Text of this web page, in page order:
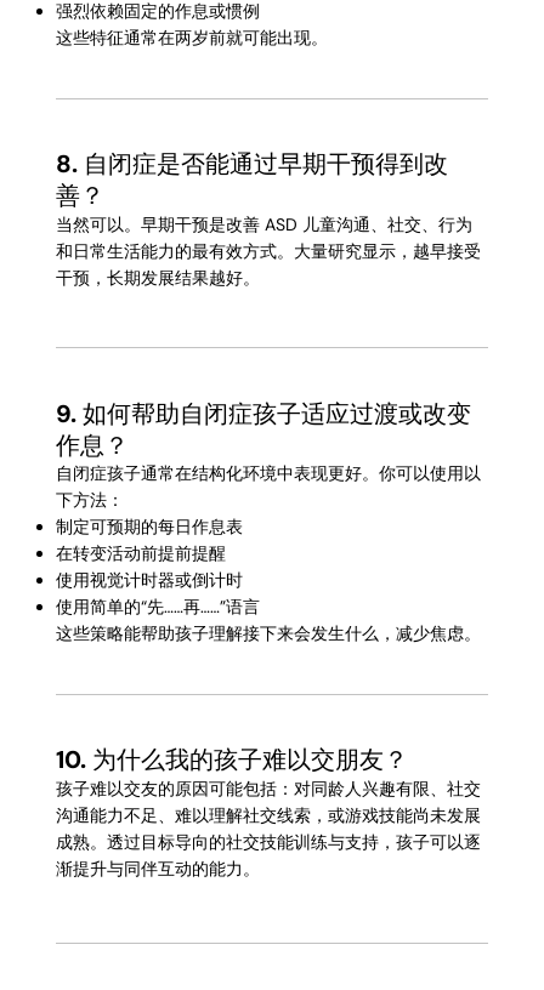
强烈依赖固定的作息或惯例
这些特征通常在两岁前就可能出现。
8. 自闭症是否能通过早期干预得到改
善？
当然可以。早期干预是改善 ASD 儿童沟通、社交、行为
和日常生活能力的最有效方式。大量研究显示，越早接受
干预，长期发展结果越好。
9.如何帮助自闭症孩子适应过渡或改变
作息？
自闭症孩子通常在结构化环境中表现更好。你可以使用以
下方法：
制定可预期的每日作息表
在转变活动前提前提醒
使用视觉计时器或倒计时
使用简单的“先……再……”语言
这些策略能帮助孩子理解接下来会发生什么，减少焦虑。
10.为什么我的孩子难以交朋友？
孩子难以交友的原因可能包括：对同龄人兴趣有限、社交
沟通能力不足、难以理解社交线索，或游戏技能尚未发展
成熟。透过目标导向的社交技能训练与支持，孩子可以逐
渐提升与同伴互动的能力。